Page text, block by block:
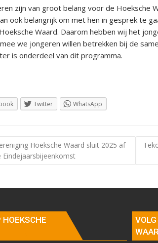
zijn van groot belang voor de Hoeksche
ook belangrijk om met hen in gesprek te
Waard. Daarom hebben wij het
we jongeren willen betrekken bij de
is onderdeel van dit programma.
Twitter WhatsApp
Hoeksche Waard sluit 2025 af
HOEKSCHE